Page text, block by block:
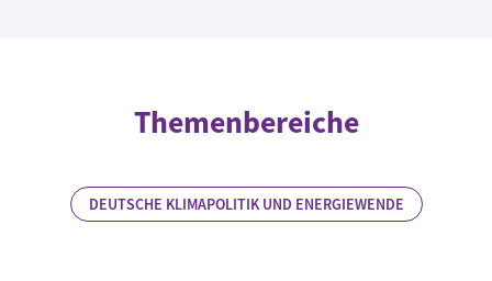
Themenbereiche
DEUTSCHE KLIMAPOLITIK UND ENERGIEWENDE